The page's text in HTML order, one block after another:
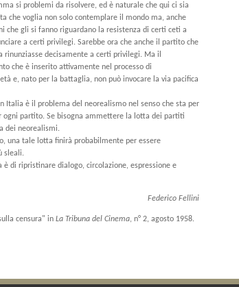
si problemi da risolvere, ed è naturale che qui ci sia
che voglia non solo contemplare il mondo ma, anche
che gli si fanno riguardano la resistenza di certi ceti a
a certi privilegi. Sarebbe ora che anche il partito che
rinunziasse decisamente a certi privilegi. Ma il
che è inserito attivamente nel processo di
e, nato per la battaglia, non può invocare la via pacifica
Italia è il problema del neorealismo nel senso che sta per
ogni partito. Se bisogna ammettere la lotta dei partiti
dei neorealismi.
una tale lotta finirà probabilmente per essere
sleali.
è di ripristinare dialogo, circolazione, espressione e
Federico Fellini
censura" in La Tribuna del Cinema, n° 2, agosto 1958.